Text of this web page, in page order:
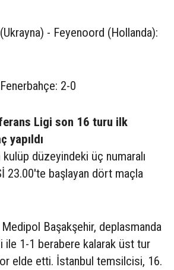
- Feyenoord (Hollanda):
2-0
Ligi son 16 turu ilk
yapıldı
düzeyindeki üç numaralı
23.00'te başlayan dört maçla
Medipol Başakşehir, deplasmanda
ile 1-1 berabere kalarak üst tur
elde etti. İstanbul temsilcisi, 16.